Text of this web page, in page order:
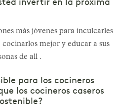
invertir en la próxima
más jóvenes para inculcarles
mejor y educar a sus
de all .
para los cocineros
los cocineros caseros